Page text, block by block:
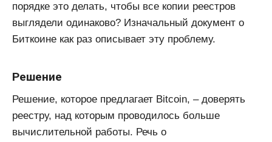
порядке это делать, чтобы все копии реестров
выглядели одинаково? Изначальный документ о
Биткоине как раз описывает эту проблему.
Решение
Решение, которое предлагает Bitcoin, – доверять
реестру, над которым проводилось больше
вычислительной работы. Речь о